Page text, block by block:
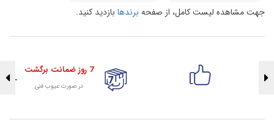
جهت مشاهده لیست کامل، از صفحه برندها بازدید کنید.
7 روز ضمانت برگشت
در صورت عیوب فنی